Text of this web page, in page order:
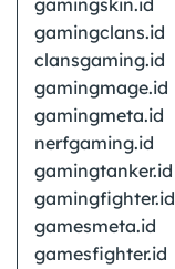
gamingskin.id
gamingclans.id
clansgaming.id
gamingmage.id
gamingmeta.id
nerfgaming.id
gamingtanker.id
gamingfighter.id
gamesmeta.id
gamesfighter.id